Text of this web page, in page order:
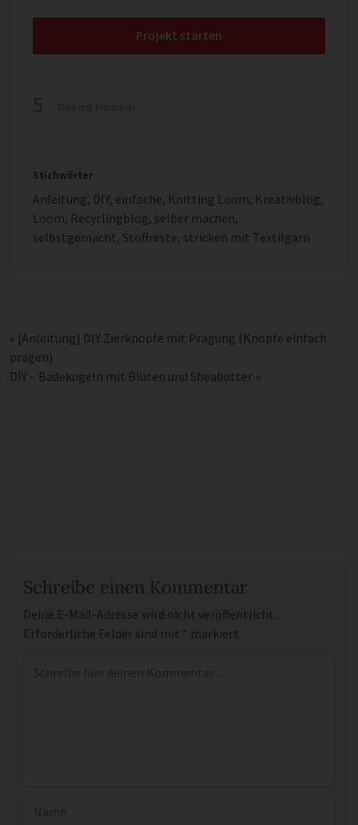
Projekt starten
Stichwörter
Anleitung, DIY, einfache, Knitting Loom, Kreativblog,
Loom, Recyclingblog, selber machen,
selbstgemacht, Stoffreste, stricken mit Textilgarn
« [Anleitung] DIY Zierknöpfe mit Prägung (Knöpfe einfach
prägen)
DIY – Badekugeln mit Blüten und Sheabutter »
Schreibe einen Kommentar
Deine E-Mail-Adresse wird nicht veröffentlicht.
Erforderliche Felder sind mit * markiert